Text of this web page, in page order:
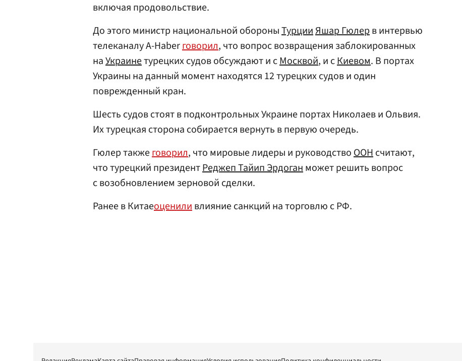
включая продовольствие.
До этого министр национальной обороныТурцииЯшар Гюлерв интервью
телеканалу A-Haberговорил, что вопрос возвращения заблокированных
наУкраинетурецких судов обсуждают и сМосквой, и сКиевом. В портах
Украины на данный момент находятся 12 турецких судов и один
поврежденный кран.
Шесть судов стоят в подконтрольных Украине портах Николаев и Ольвия.
Их турецкая сторона собирается вернуть в первую очередь.
Гюлер такжеговорил, что мировые лидеры и руководствоООНсчитают,
что турецкий президентРеджеп Тайип Эрдоганможет решить вопрос
с возобновлением зерновой сделки.
Ранее в Китаеоцениливлияние санкций на торговлю с РФ.